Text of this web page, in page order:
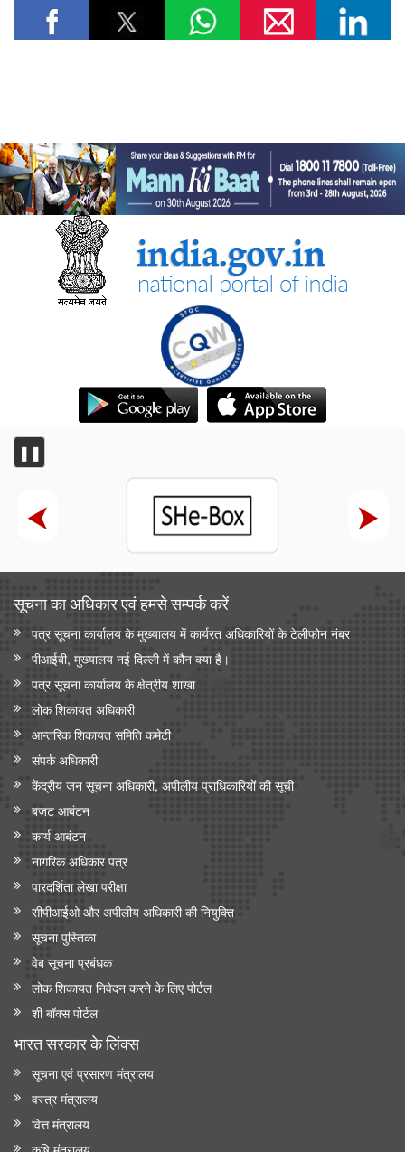
❚❚
सूचना का अधिकार एवं हमसे सम्‍पर्क करें
पत्र सूचना कार्यालय के मुख्यालय में कार्यरत अधिकारियों के टेलीफोन नंबर
पीआईबी, मुख्यालय नई दिल्ली में कौन क्या है।
पत्र सूचना कार्यालय के क्षेत्रीय शाखा
लोक शिकायत अधिकारी
आन्‍तरिक शिकायत समिति कमेटी
संपर्क अधिकारी
केंद्रीय जन सूचना अधिकारी, अपीलीय प्राधिकारियों की सूची
बजट आबंटन
कार्य आबंटन
नागरिक अधिकार पत्र
पारदर्शिता लेखा परीक्षा
सीपीआईओ और अपी‍लीय अधिकारी की नियुक्ति
सूचना पुस्तिका
वेब सूचना प्रबंधक
लोक शिकायत निवेदन करने के लिए पोर्टल
शी बॉक्स पोर्टल
भारत सरकार के लिंक्‍स
सूचना एवं प्रसारण मंत्रालय
वस्त्र मंत्रालय
वित्त मंत्रालय